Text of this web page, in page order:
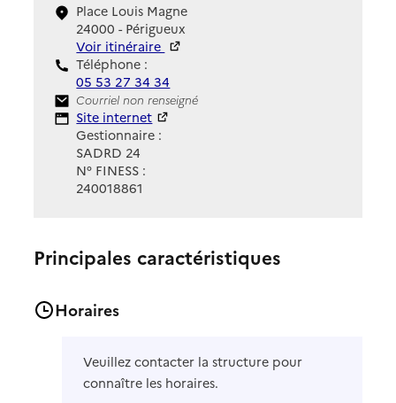
Place Louis Magne
24000 - Périgueux
Voir itinéraire
Téléphone :
05 53 27 34 34
Contact
Courriel non renseigné
Site Internet
Site internet
Gestionnaire :
SADRD 24
N° FINESS :
240018861
Principales caractéristiques
Horaires
Veuillez contacter la structure pour
connaître les horaires.